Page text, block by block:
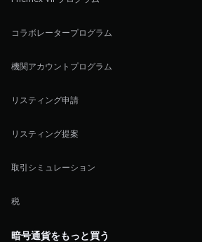
コラボレータープログラム
機関アカウントプログラム
リスティング申請
リスティング提案
取引シミュレーション
税
暗号通貨をもっと買う